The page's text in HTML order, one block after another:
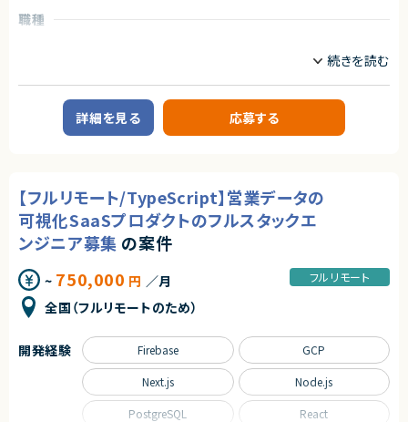
アダルトコンテンツ有り
※あらかじめご理解の上、ご応募をお願いいたします
・コンテナ、CI/CD、マイクロサービス等のモダンな技術の経験
・インフラからバックエンド、フロントエンドまでの広い実装経験
■下記の言語を複数経験のある方
・Terraform
・MySQL
・Redis
・GCP, AWS
【歓迎条件】
・大規模サービスの開発に携わったことがある
・CTO、テックリードとして開発組織をリードしてきた経験
・Next.jsの実務経験
・Github Actions、CircleCIの実務経験
・MySQL（Spannerも含む）の実務経験
・GCP, AWSの実務経験
・フロントエンドのテストを書いたことがある
・コストを意識しながらコードを書くことができる
◆応募者へのメッセージ
多くのサービスが生まれては消える中で、ビジネスの基盤として長く使われ
本サービスは、まさにその可能性を持つプロダクトであり、さらにその中心メ
ンバーとして関われるフェーズは、まだ組織がコンパクトな「今」だけです。
自らの判断やアウトプットでプロダクトと事業を前進させ、社会に価値ある
仕組みを残したい方のチャレンジを歓迎します。
◆募集背景
当社は、ビジネスシーンにおける日程調整業務を効率化するSaaSを自社で
企画・開発・提供しているスタートアップ企業です。
創業以来、外部資本に依存せず、継続的な売上成長と黒字経営を実現して
います。
らず海外からも注目され、グローバルに利用が拡大しています。
◆プロダクトの特長
独自技術・特許を活用した他社にはない機能群
大手企業から成長企業まで、幅広い業種での導入実績（数万社規模）
プロダクトとしての評価と実績がすでに確立されており、今後のスケールに
おいても大きな成長余地を持っています。
職種
業務内容
■企業概要
国内有数のWebサービスを複数展開する、知名度・実績ともに高いインター
ネット企業です。
る口コミ・情報提供型サービスを運営しています。
■業務内容
企画段階から参画し、要件定義、設計、開発、テスト、リリース、運用保守まで
を一気通貫でご担当いただきます。Railsを中心としたバックエンド開発に加
え、Reactを用いたフロントエンド開発も含むフルスタックポジションです。
また、システムアーキテクチャの改善提案・設計・推進や、CI/CDを含む開発
プロセス全体の継続的な改善にも携わっていただきます。
サービス成長に伴う機能拡張・改善を加速させるための体制強化となりま
す。
要件定義／設計／開発／テスト／リリース／運用保守
詳細を見る 応募する
【フルリモート/TypeScript】営業データの
可視化SaaSプロダクトのフルスタックエ
ンジニア募集 の案件
~ 750,000 円 ／月
全国（フルリモートのため）
フルリモート
開発経験 Firebase GCP
Next.js Node.js
PostgreSQL React